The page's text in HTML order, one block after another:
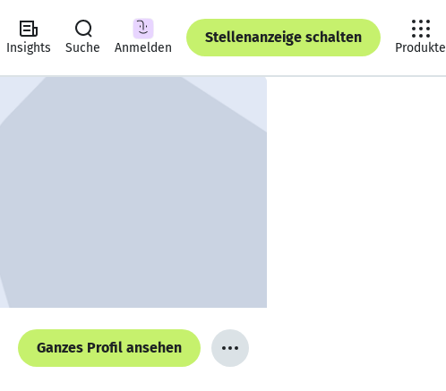
Insights Suche Anmelden
Stellenanzeige schalten
Produkte
Ganzes Profil ansehen